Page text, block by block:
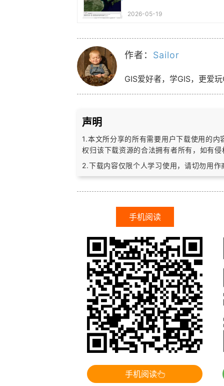
2026-05-19
作者： Sailor
GIS爱好者，学GIS，更爱
声明
1.本文所分享的所有需要用户下载使用的
权归该下载资源的合法拥有者所有， 如有侵
2.下载内容仅限个人学习使用，请切勿用
手机阅读
手机阅读